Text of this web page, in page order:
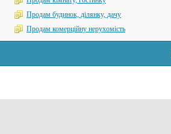
Продам будинок, ділянку, дачу
Продам комерційну нерухомість